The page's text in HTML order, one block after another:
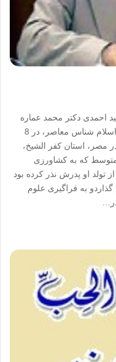
احمدی دکتر محمد عماره
مصطفی عماره، نویسنده، متفکر محقق و اسلام شناس معاصر، در 8
برابر 27 رجب 1350هـ.ق در مصر، استان کفر الشیخ،
که به کشاورزی
تولد او پدرش نذر کرده بود
به فراگیری علوم